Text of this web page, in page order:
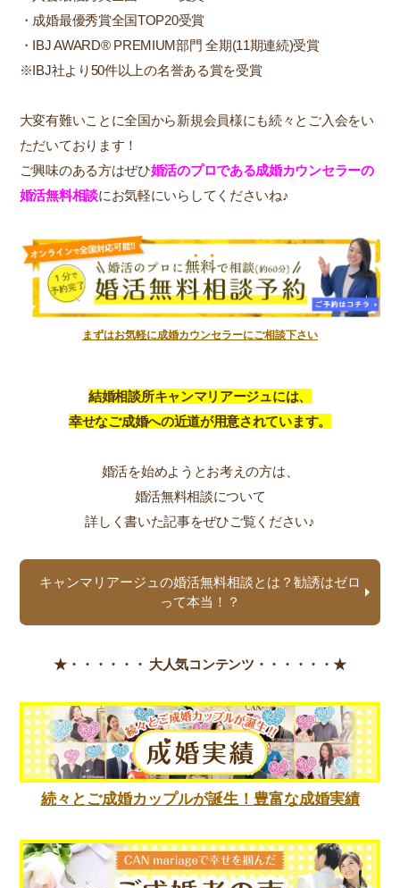
・成婚最優秀賞全国TOP20受賞
・IBJ AWARD® PREMIUM部門 全期(11期連続)受賞
※IBJ社より50件以上の名誉ある賞を受賞
大変有難いことに全国から新規会員様にも続々とご入会をい
ただいております！
ご興味のある方はぜひ婚活のプロである成婚カウンセラーの
婚活無料相談にお気軽にいらしてくださいね♪
まずはお気軽に成婚カウンセラーにご相談下さい
結婚相談所キャンマリアージュには、
幸せなご成婚への近道が用意されています。
婚活を始めようとお考えの方は、
婚活無料相談について
詳しく書いた記事をぜひご覧ください♪
キャンマリアージュの婚活無料相談とは？勧誘はゼロ
って本当！？
★・・・・・・ 大人気コンテンツ・・・・・・★
続々とご成婚カップルが誕生！豊富な成婚実績